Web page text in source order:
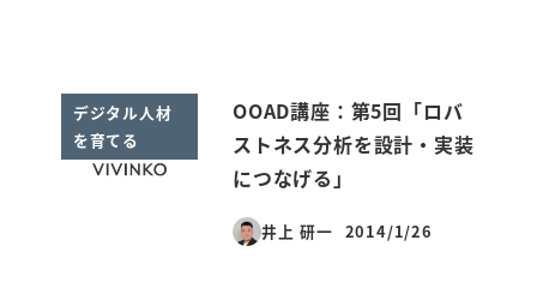
デジタル人材
を育てる
OOAD講座：第5回「ロバ
ストネス分析を設計・実装
につなげる」
井上 研一
投稿日
2014/1/26